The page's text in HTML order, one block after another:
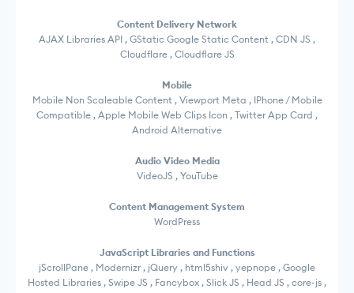
Content Delivery Network
AJAX Libraries API , GStatic Google Static Content , CDN JS ,
Cloudflare , Cloudflare JS
Mobile
Mobile Non Scaleable Content , Viewport Meta , IPhone / Mobile
Compatible , Apple Mobile Web Clips Icon , Twitter App Card ,
Android Alternative
Audio Video Media
VideoJS , YouTube
Content Management System
WordPress
JavaScript Libraries and Functions
jScrollPane , Modernizr , jQuery , html5shiv , yepnope , Google
Hosted Libraries , Swipe JS , Fancybox , Slick JS , Head JS , core-js ,